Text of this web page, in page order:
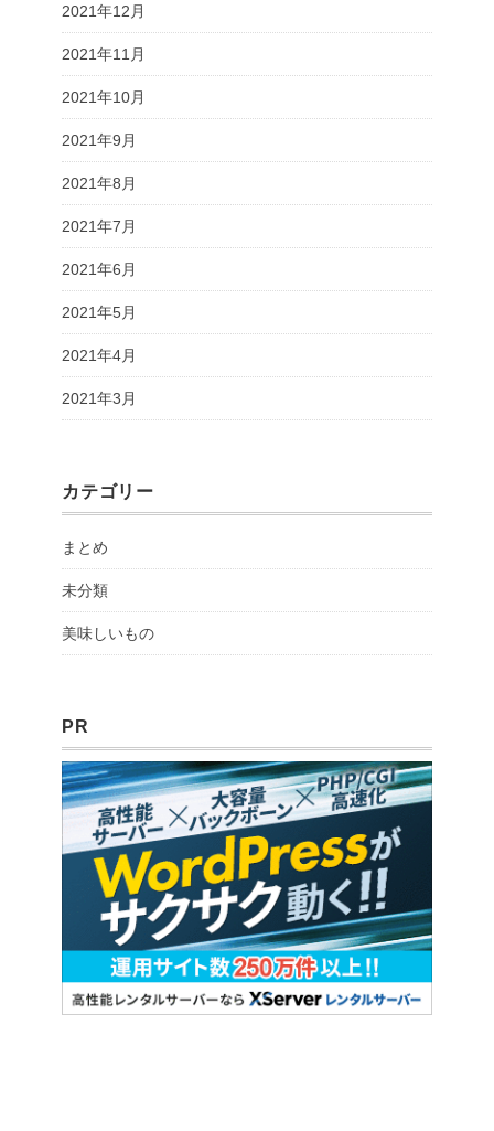
2021年12月
2021年11月
2021年10月
2021年9月
2021年8月
2021年7月
2021年6月
2021年5月
2021年4月
2021年3月
カテゴリー
まとめ
未分類
美味しいもの
PR